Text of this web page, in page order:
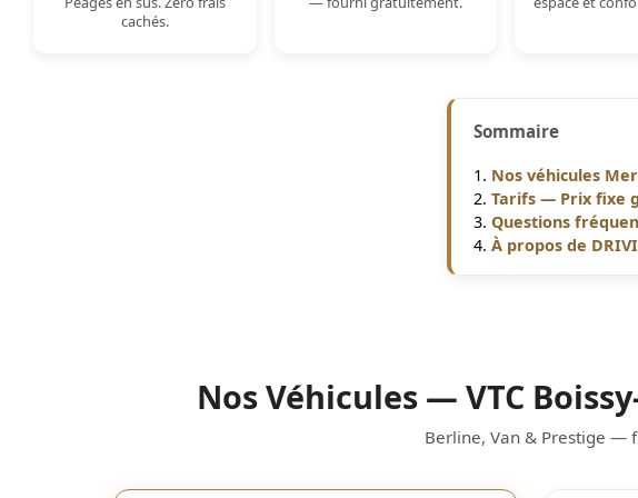
cachés.
Sommaire
Nos véhicules
Tarifs — Prix fixe
Questions
À propos de
Nos Véhicules — VTC
Berline, Van & Prestige —